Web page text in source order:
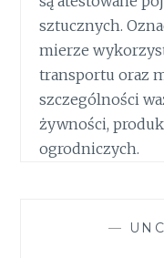
sztucznych.
mierze
transportu oraz
szczególności
żywności,
ogrodniczych.
—